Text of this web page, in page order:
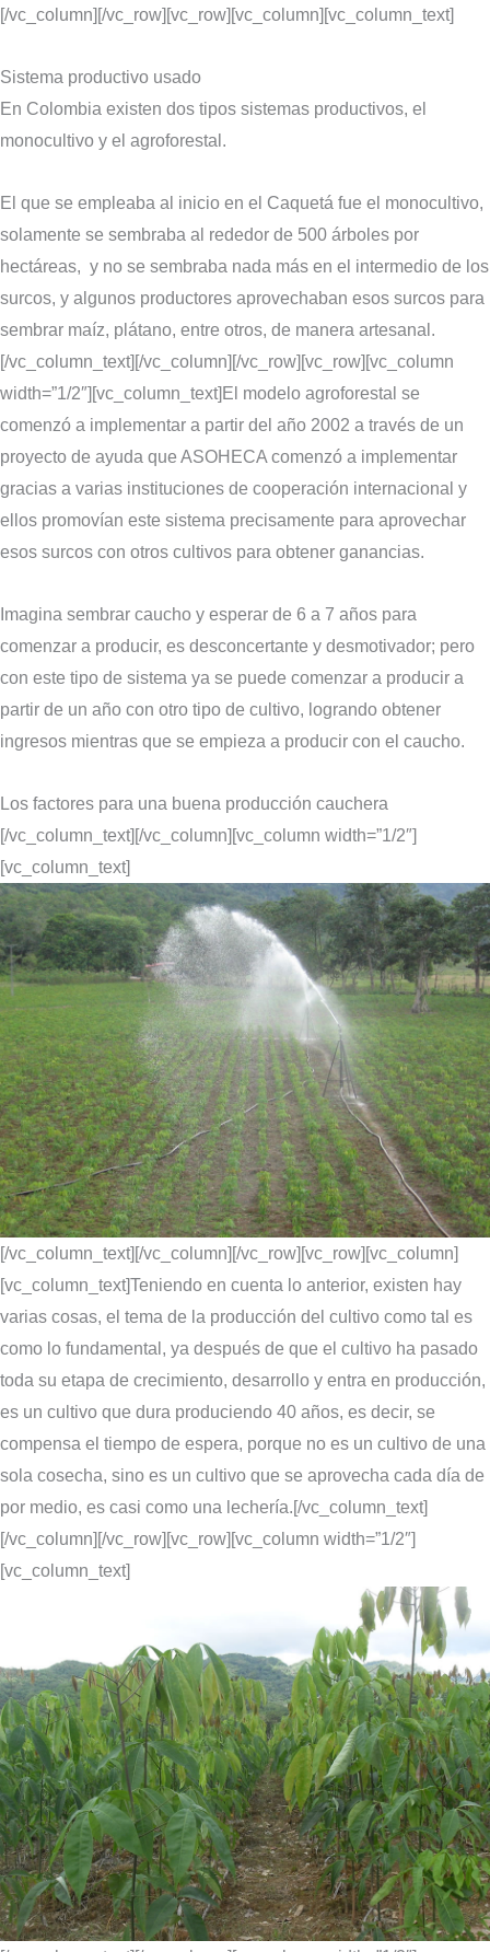
[/vc_column][/vc_row][vc_row][vc_column][vc_column_text]
Sistema productivo usado
En Colombia existen dos tipos sistemas productivos, el
monocultivo y el agroforestal.
El que se empleaba al inicio en el Caquetá fue el monocultivo,
solamente se sembraba al rededor de 500 árboles por
hectáreas, y no se sembraba nada más en el intermedio de los
surcos, y algunos productores aprovechaban esos surcos para
sembrar maíz, plátano, entre otros, de manera artesanal.
[/vc_column_text][/vc_column][/vc_row][vc_row][vc_column
width=”1/2″][vc_column_text]El modelo agroforestal se
comenzó a implementar a partir del año 2002 a través de un
proyecto de ayuda que ASOHECA comenzó a implementar
gracias a varias instituciones de cooperación internacional y
ellos promovían este sistema precisamente para aprovechar
esos surcos con otros cultivos para obtener ganancias.
Imagina sembrar caucho y esperar de 6 a 7 años para
comenzar a producir, es desconcertante y desmotivador; pero
con este tipo de sistema ya se puede comenzar a producir a
partir de un año con otro tipo de cultivo, logrando obtener
ingresos mientras que se empieza a producir con el caucho.
Los factores para una buena producción cauchera
[/vc_column_text][/vc_column][vc_column width=”1/2″]
[vc_column_text]
[/vc_column_text][/vc_column][/vc_row][vc_row][vc_column]
[vc_column_text]Teniendo en cuenta lo anterior, existen hay
varias cosas, el tema de la producción del cultivo como tal es
como lo fundamental, ya después de que el cultivo ha pasado
toda su etapa de crecimiento, desarrollo y entra en producción,
es un cultivo que dura produciendo 40 años, es decir, se
compensa el tiempo de espera, porque no es un cultivo de una
sola cosecha, sino es un cultivo que se aprovecha cada día de
por medio, es casi como una lechería.[/vc_column_text]
[/vc_column][/vc_row][vc_row][vc_column width=”1/2″]
[vc_column_text]